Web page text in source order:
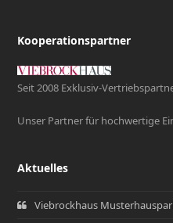
Kooperationspartner
Seit 2008 Exklusiv-
Unser Partner für hochwertige
Aktuelles
Viebrockhaus